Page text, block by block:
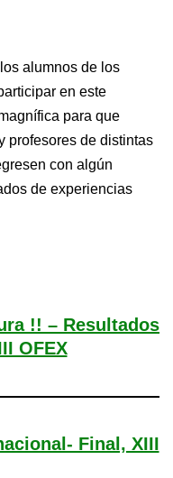
alumnos de los
en este
para que
profesores de distintas
con algún
de experiencias
!! – Resultados
OFEX
Final, XIII